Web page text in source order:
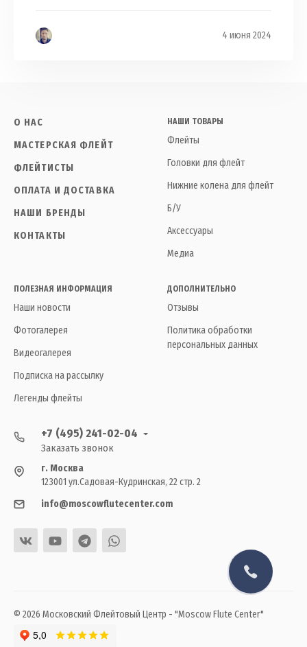
4 июня 2024
О НАС
МАСТЕРСКАЯ ФЛЕЙТ
ФЛЕЙТИСТЫ
ОПЛАТА И ДОСТАВКА
НАШИ БРЕНДЫ
КОНТАКТЫ
НАШИ ТОВАРЫ
Флейты
Головки для флейт
Нижние колена для флейт
Б/У
Аксессуары
Медиа
ПОЛЕЗНАЯ ИНФОРМАЦИЯ
Наши новости
Фотогалерея
Видеогалерея
Подписка на рассылку
Легенды флейты
ДОПОЛНИТЕЛЬНО
Отзывы
Политика обработки
персональных данных
+7 (495) 241-02-04
Заказать звонок
г. Москва
123001 ул.Садовая-Кудринская, 22 стр. 2
info@moscowflutecenter.com
© 2026 Московский Флейтовый Центр - "Moscow Flute Center"